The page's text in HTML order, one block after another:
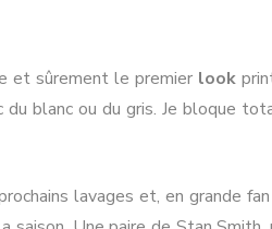
ROCHEVILAINE
RENNES
PORNIC
CABOURG &
MER
AMSTERDAM
et sûrement le premier look
blanc ou du gris. Je bloque
lavages et, en grande